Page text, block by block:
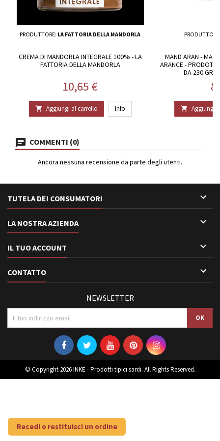
PRODUTTORE: LA FATTORIA DELLA MANDORLA
CREMA DI MANDORLA INTEGRALE 100% - LA
FATTORIA DELLA MANDORLA
Prezzo
10,65 €
 Aggiungi al carrello Info
MAND ARAN -
ARANCE -
DA 230 GR -
 Aggiungi
COMMENTI (0)
Ancora nessuna recensione da parte degli utenti.
TUTELA DEI CONSUMATORI 
LA NOSTRA AZIENDA 
IL TUO ACCOUNT 
CONTATTO 
NEWSLETTER
© Copyright 2026 INKE - Prodotti tipici sardi. All Rights Reserved.
Recedi o restituisci un ordine